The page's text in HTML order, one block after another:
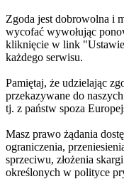
Zgoda jest dobrowolna i
wycofać wywołując
kliknięcie w link
każdego serwisu.
Pamiętaj, że udzielając
przekazywane do
tj. z państw spoza
Masz prawo żądania
ograniczenia,
sprzeciwu, złożenia
określonych w polityce